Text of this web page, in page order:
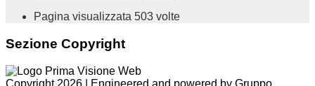
Pagina visualizzata 503 volte
Sezione Copyright
Copyright 2026 | Engineered and powered by Gruppo